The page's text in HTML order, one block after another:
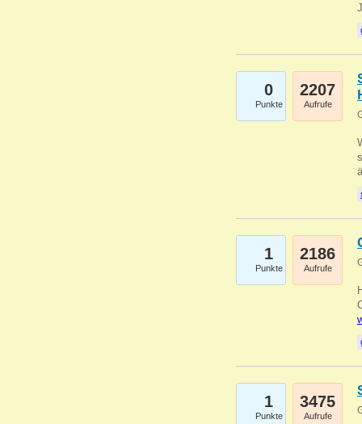
0
Punkte
2207
Aufrufe
1
Punkte
2186
Aufrufe
1
Punkte
3475
Aufrufe